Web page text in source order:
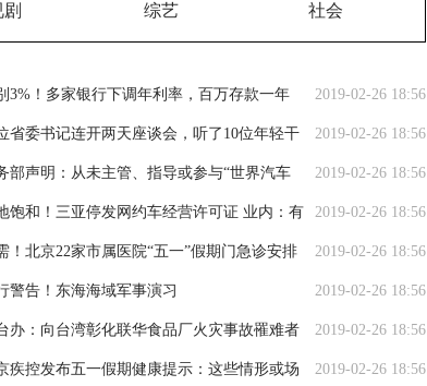
综艺 社会
2019-02-26 18:56
3%！多家银行下调年利率，百万存款一年
元利息 2019-02-26 18:56
省委书记连开两天座谈会，听了10位年轻干
位女干部代表的意见 2019-02-26 18:56
部声明：从未主管、指导或参与“世界汽车
2019-02-26 18:56
饱和！三亚停发网约车经营许可证 业内：有
仍是市场主体 2019-02-26 18:56
！北京22家市属医院“五一”假期门急诊安排
2019-02-26 18:56
警告！东海海域军事演习
2019-02-26 18:56
办：向台湾彰化联华食品厂火灾事故罹难者
切哀悼 2019-02-26 18:56
疾控发布五一假期健康提示：这些情形或场